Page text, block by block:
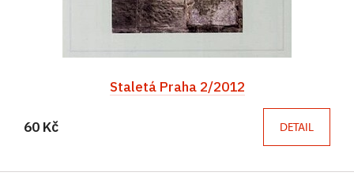
Staletá Praha 2/2012
60 Kč DETAIL